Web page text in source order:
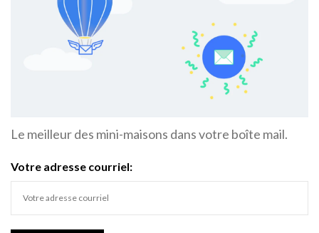
Le meilleur des mini-maisons dans votre boîte mail.
Votre adresse courriel: